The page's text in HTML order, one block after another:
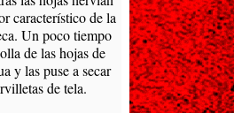
característico de la
Un poco tiempo
de las hojas de
y las puse a secar
de tela.